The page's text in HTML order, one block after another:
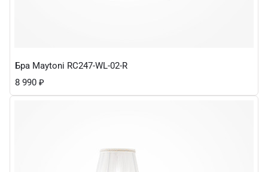
Бра Maytoni RC247-WL-02-R
8 990 ₽